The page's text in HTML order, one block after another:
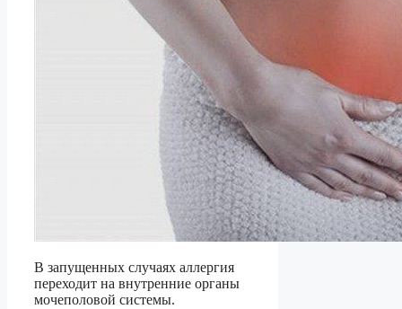
В запущенных случаях аллергия
переходит на внутренние органы
мочеполовой системы.